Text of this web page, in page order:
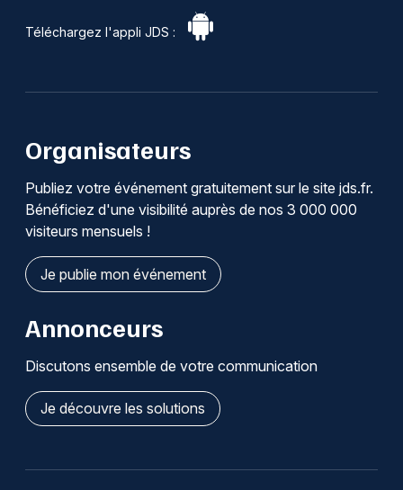
Téléchargez l'appli JDS :
Organisateurs
Publiez votre événement gratuitement sur le site jds.fr.
Bénéficiez d'une visibilité auprès de nos 3 000 000
visiteurs mensuels !
Je publie mon événement
Annonceurs
Discutons ensemble de votre communication
Je découvre les solutions